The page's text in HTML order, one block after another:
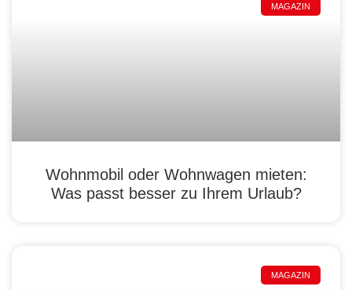
MAGAZIN
Wohnmobil oder Wohnwagen mieten:
Was passt besser zu Ihrem Urlaub?
MAGAZIN